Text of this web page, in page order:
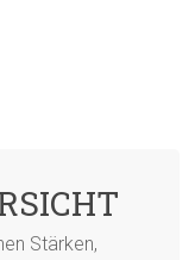
Stärken,